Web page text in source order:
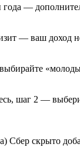
года —
— ваш доход
шаг 2 —
Сбер скрыто